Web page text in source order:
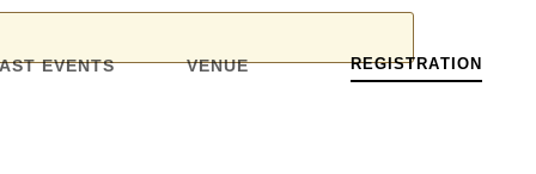
EVENTS VENUE REGISTRATION